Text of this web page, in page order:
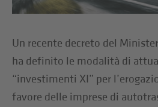
Un recente decreto del
ha definito le modalità di
“investimenti XI” per
favore delle imprese di